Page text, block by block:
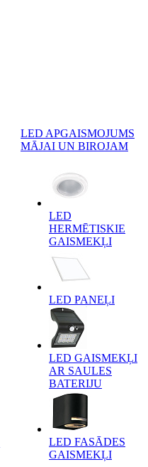
LED APGAISMOJUMS
MĀJAI UN BIROJAM
LED
HERMĒTISKIE
GAISMEKĻI
LED PANEĻI
LED GAISMEKĻI
AR SAULES
BATERIJU
LED FASĀDES
GAISMEKĻI